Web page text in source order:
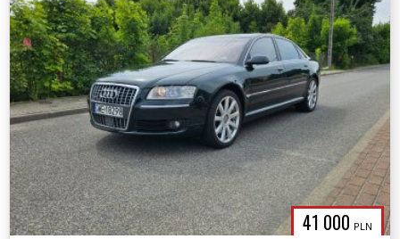
41 000 PLN